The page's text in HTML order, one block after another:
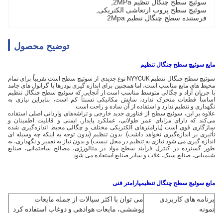
سوئیچ سطح چنگال تنظیم 2MPa
,
سوئیچ سطح پروب ارتعاشی الکتریکی ,
فرستنده سطح چنگال تنظیم 2Mpa
توضیح محصول
مایع سوئیچ سطح چنگال تنظیم
سوئیچ سطح چنگال تنظیم NYYCUK نوع جدیدی از سوئیچ سطح است.تقریباً برای تمام
محیط های مایع مناسب است، اما همچنین برای اندازه گیری پودرها یا گرانول های جامد
با جریان آزاد و چگالی متوسط ​​مناسب است.از آنجایی که سوئیچ سطح چنگال تنظیم
اساساً قطعات متحرک ندارد، سایش مکانیکی نسبتاً کم است، بنابراین نیازی به
نگهداری و تنظیم ندارد و استفاده از آن ساده و راحت است.
علاوه بر این، سوئیچ سطح از فناوری جدید خارجی و تراشه‌های وارداتی اصلی استفاده
می‌کند که دارای مزایای عمر طولانی، عملکرد پایدار، ایمنی و قابلیت اطمینان و
سازگاری قوی است (پارامترهای الکتریکی مختلف و چگالی محیط اندازه‌گیری شده
تأثیری بر اندازه‌گیری نخواهد داشت). بدون تنظیم (بدون توجه به اینکه چه وسیله ای
اندازه گیری می شود نیازی به تنظیم در محل نیست) و بدون نیاز به تعمیر و نگهداری، به
طور گسترده در کنترل فرآیند سطح مواد در متالورژی، مصالح ساختمانی، صنایع
شیمیایی، صنایع سبک، غلات و سایر صنایع استفاده می شود. .
مایع سوئیچ سطح چنگال تنظیمپارامتر فنی
برنامه های کاربردی
نمونه
می توان با اکثر سیالات از جمله مایعات
پوششی، مایعات هوادهی و دوغاب استفاده کرد